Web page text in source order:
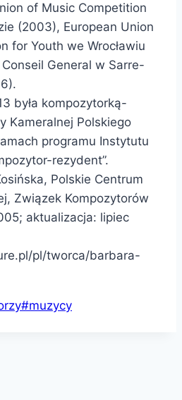
of Music Competition
(2003), European Union
for Youth we Wrocławiu
General w Sarre-
była kompozytorką-
Kameralnej Polskiego
programu Instytutu
rezydent”.
Polskie Centrum
Związek Kompozytorów
aktualizacja: lipiec
pl/tworca/barbara-
#muzycy